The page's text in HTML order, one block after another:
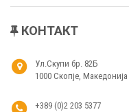
КОНТАКТ
Ул.Скупи бр. 82Б
1000 Скопје, Македонија
+389 (0)2 203 5377